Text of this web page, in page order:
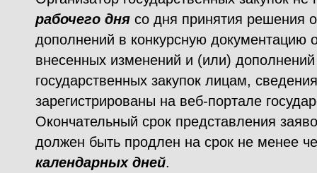
рабочего дня со дня принятия решения
дополнений в конкурсную документацию
внесенных изменений и (или)
государственных закупок лицам,
зарегистрированы на веб-портале
Окончательный срок представления
должен быть продлен на срок не менее
календарных дней.